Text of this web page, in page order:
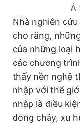
Á
Nhà nghiên
cho rằng,
của những loại
các chương
thấy nền nghệ
nhập với thế
nhập là điều
dòng chảy, xu